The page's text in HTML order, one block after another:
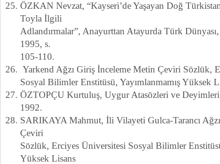
ÖZKAN Nevzat, “Kayseri’de Yaşayan Doğ
Toyla İlgili
Adlandırmalar”, Anayurttan Atayurda Türk
1995, s.
105-110.
Yarkend Ağzı Giriş İnceleme Metin Çeviri Sözlük,
Sosyal Bilimler Enstitüsü, Yayımlanmamış Yüksek
ÖZTOPÇU Kurtuluş, Uygur Atasözleri ve
1992.
SARIKAYA Mahmut, İli Vilayeti Gulca-Tarancı
Çeviri
Sözlük, Erciyes Üniversitesi Sosyal Bilimler
Yüksek Lisans